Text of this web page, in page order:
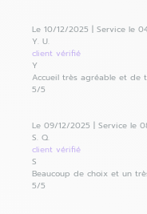
Le 10/12/2025 | Service le
Y. U.
client vérifié
Y
Accueil très agréable et de
5/5
Le 09/12/2025 | Service le
S. Q.
client vérifié
S
Beaucoup de choix et un
5/5